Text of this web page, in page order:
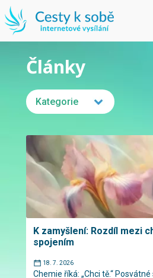
Články
Kategorie
K zamyšlení: Rozdíl mezi
spojením
18. 7. 2026
Chemie říká: „Chci tě.“